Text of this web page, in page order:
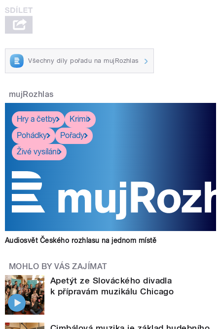
Všechny díly pořadu na mujRozhlas
mujRozhlas
Hry a četby
Krimi
Pohádky
Pořady
Živé vysílání
Audiosvět Českého rozhlasu na jednom místě
MOHLO BY VÁS ZAJÍMAT
Apetýt ze Slováckého divadla
k přípravám muzikálu Chicago